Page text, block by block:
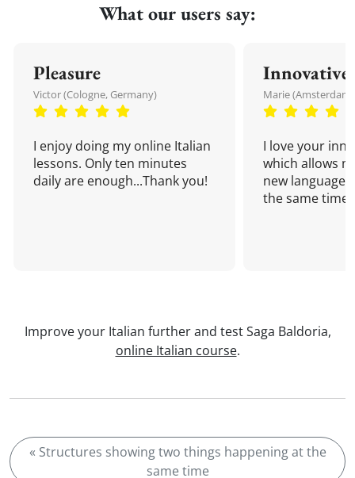
What our users say:
Pleasure
Victor (Cologne, Germany)
I enjoy doing my online Italian
lessons. Only ten minutes
daily are enough...Thank you!
Innovative
Marie
I love your
which allows
new language
the same time!
Improve your Italian further and test Saga Baldoria,
online Italian course.
« Structures showing two things happening at the
same time